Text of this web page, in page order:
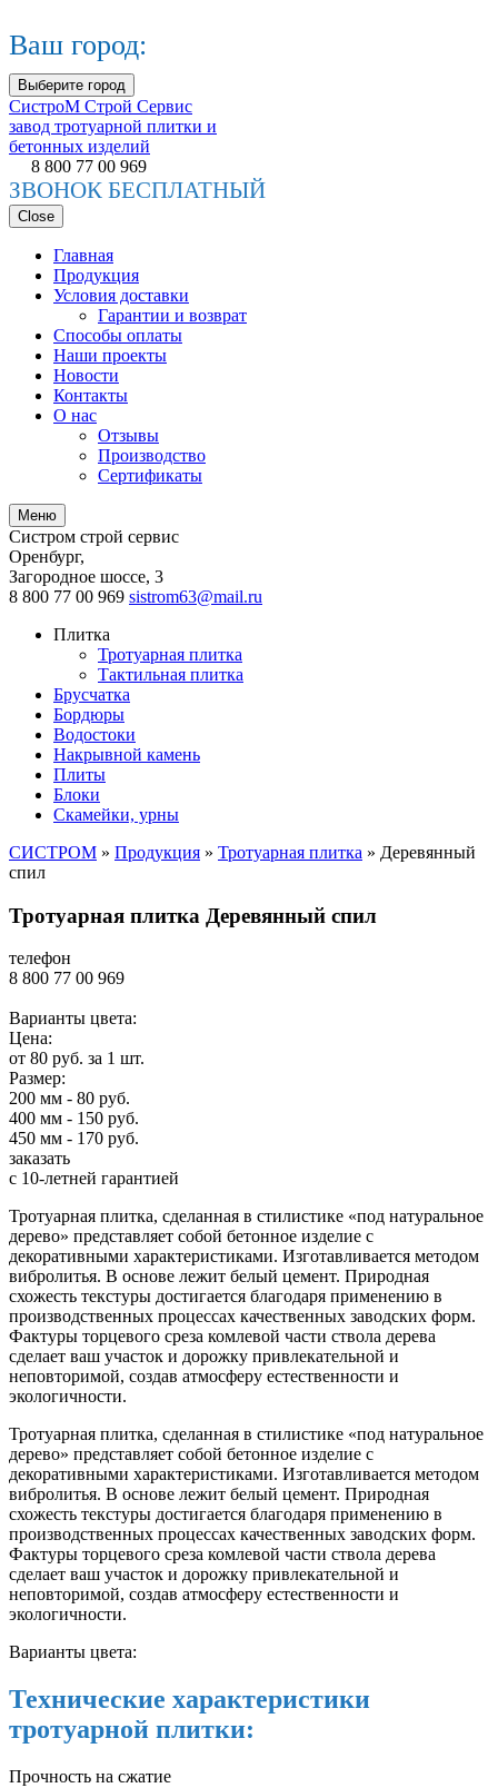
Ваш город:
Выберите город
СистроМ Строй Сервис
завод тротуарной плитки и
бетонных изделий
8 800 77 00 969
ЗВОНОК БЕСПЛАТНЫЙ
Close
Главная
Продукция
Условия доставки
Гарантии и возврат
Способы оплаты
Наши проекты
Новости
Контакты
О нас
Отзывы
Производство
Сертификаты
Меню
Систром строй сервис
Оренбург,
Загородное шоссе, 3
8 800 77 00 969 sistrom63@mail.ru
Плитка
Тротуарная плитка
Тактильная плитка
Брусчатка
Бордюры
Водостоки
Накрывной камень
Плиты
Блоки
Скамейки, урны
СИСТРОМ » Продукция » Тротуарная плитка » Деревянный
спил
Тротуарная плитка Деревянный спил
телефон
8 800 77 00 969
Варианты цвета:
Цена:
от 80 руб. за 1 шт.
Размер:
200 мм - 80 руб.
400 мм - 150 руб.
450 мм - 170 руб.
заказать
с 10-летней гарантией
Тротуарная плитка, сделанная в стилистике «под натуральное
дерево» представляет собой бетонное изделие с
декоративными характеристиками. Изготавливается методом
вибролитья. В основе лежит белый цемент. Природная
схожесть текстуры достигается благодаря применению в
производственных процессах качественных заводских форм.
Фактуры торцевого среза комлевой части ствола дерева
сделает ваш участок и дорожку привлекательной и
неповторимой, создав атмосферу естественности и
экологичности.
Тротуарная плитка, сделанная в стилистике «под натуральное
дерево» представляет собой бетонное изделие с
декоративными характеристиками. Изготавливается методом
вибролитья. В основе лежит белый цемент. Природная
схожесть текстуры достигается благодаря применению в
производственных процессах качественных заводских форм.
Фактуры торцевого среза комлевой части ствола дерева
сделает ваш участок и дорожку привлекательной и
неповторимой, создав атмосферу естественности и
экологичности.
Варианты цвета:
Технические характеристики
тротуарной плитки:
Прочность на сжатие